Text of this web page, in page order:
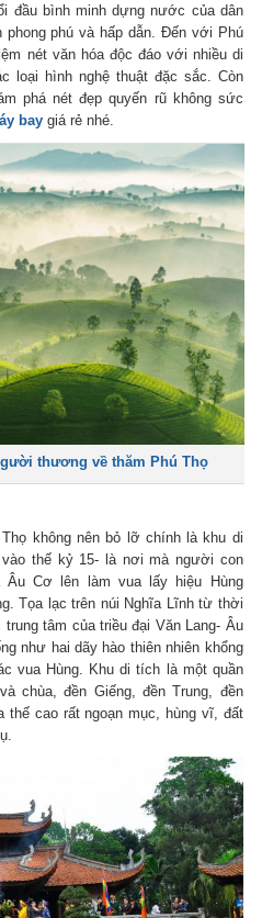
đầu bình minh dựng nước của dân
phú và hấp dẫn. Đến với Phú
nét văn hóa độc đáo với nhiều di
loại hình nghệ thuật đặc sắc. Còn
phá nét đẹp quyến rũ không sức
bay giá rẻ nhé.
thương về thăm Phú Thọ
không nên bỏ lỡ chính là khu di
thế kỷ 15- là nơi mà người con
Cơ lên làm vua lấy hiệu Hùng
Tọa lạc trên núi Nghĩa Lĩnh từ thời
tâm của triều đại Văn Lang- Âu
như hai dãy hào thiên nhiên khổng
vua Hùng. Khu di tích là một quần
chùa, đền Giếng, đền Trung, đền
thế cao rất ngoạn mục, hùng vĩ, đất